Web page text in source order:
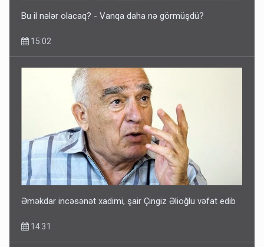
Bu il nələr olacaq? - Vanqa daha nə görmüşdü?
15:02
Əməkdar incəsənət xadimi, şair Çingiz Əlioğlu vəfat edib
14:31